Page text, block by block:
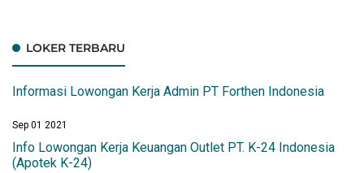
LOKER TERBARU
Informasi Lowongan Kerja Admin PT Forthen Indonesia
Sep 01 2021
Info Lowongan Kerja Keuangan Outlet PT. K-24 Indonesia
(Apotek K-24)